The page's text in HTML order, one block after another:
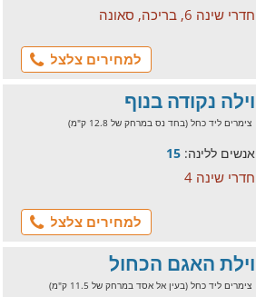
חדרי שינה 6, בריכה, סאונה
למחירים צלצל
וילה נקודה בנוף
צימרים ליד כחל (בחד נס במרחק של 12.8 ק"מ)
אנשים ללינה: 15
חדרי שינה 4
למחירים צלצל
וילת האגם הכחול
צימרים ליד כחל (בעין אל אסד במרחק של 11.5 ק"מ)